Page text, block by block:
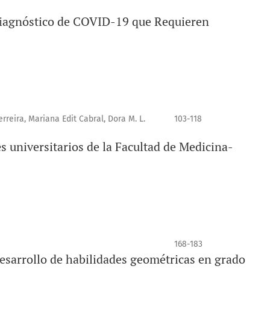
de COVID-19 que Requieren
Mariana Edit Cabral, Dora M. L.
103-118
universitarios de la Facultad de Medicina-
168-183
de habilidades geométricas en grado